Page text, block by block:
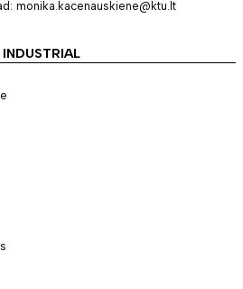
monika.kacenauskiene@ktu.lt